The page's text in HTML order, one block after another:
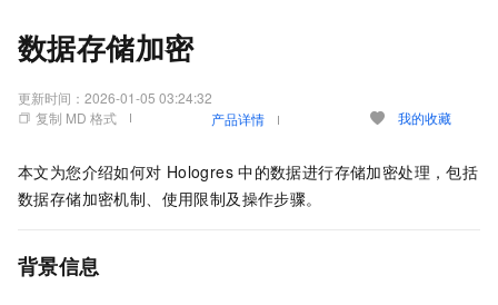
数据存储加密
更新时间： 2026-01-05 03:24:32
复制 MD 格式
产品详情 我的收藏
本文为您介绍如何对 Hologres 中的数据进行存储加密处理，包括
数据存储加密机制、使用限制及操作步骤。
背景信息